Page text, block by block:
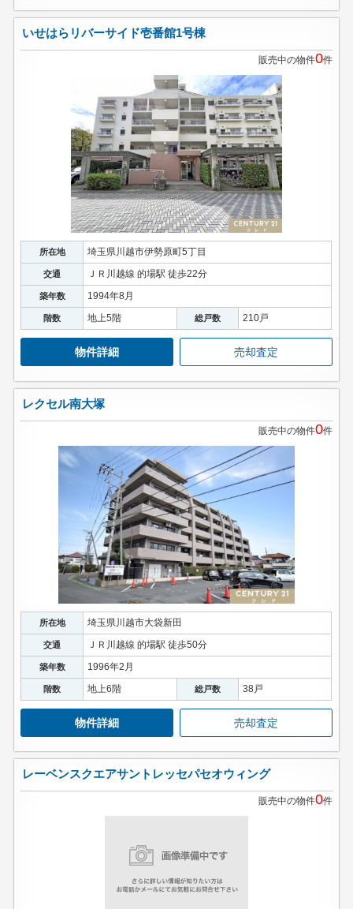
いせはらリバーサイド壱番館1号棟
販売中の物件0件
所在地 埼玉県川越市伊勢原町5丁目
交通 ＪＲ川越線 的場駅 徒歩22分
築年数 1994年8月
階数 地上5階 総戸数 210戸
物件詳細 売却査定
レクセル南大塚
販売中の物件0件
所在地 埼玉県川越市大袋新田
交通 ＪＲ川越線 的場駅 徒歩50分
築年数 1996年2月
階数 地上6階 総戸数 38戸
物件詳細 売却査定
レーベンスクエアサントレッセパセオウィング
販売中の物件0件